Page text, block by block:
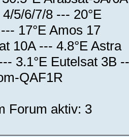
5/6/7/8 --- 20°E
17°E Amos 17
10A --- 4.8°E Astra
3.1°E Eutelsat 3B
QAF1R
Forum aktiv: 3